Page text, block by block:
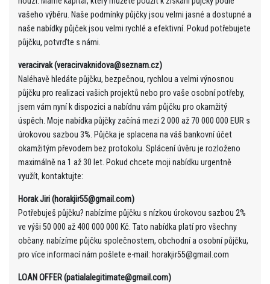
vašeho výběru. Naše podmínky půjčky jsou velmi jasné a dostupné a
naše nabídky půjček jsou velmi rychlé a efektivní. Pokud potřebujete
půjčku, potvrďte s námi.
veracirvak (veracirvaknidova@seznam.cz)
Naléhavě hledáte půjčku, bezpečnou, rychlou a velmi výnosnou
půjčku pro realizaci vašich projektů nebo pro vaše osobní potřeby,
jsem vám nyní k dispozici a nabídnu vám půjčku pro okamžitý
úspěch. Moje nabídka půjčky začíná mezi 2 000 až 70 000 000 EUR s
úrokovou sazbou 3%. Půjčka je splacena na váš bankovní účet
okamžitým převodem bez protokolu. Splácení úvěru je rozloženo
maximálně na 1 až 30 let. Pokud chcete moji nabídku urgentně
využít, kontaktujte:
Horak Jiri (horakjir55@gmail.com)
Potřebuješ půjčku? nabízíme půjčku s nízkou úrokovou sazbou 2%
ve výši 50 000 až 400 000 000 Kč. Tato nabídka platí pro všechny
občany. nabízíme půjčku společnostem, obchodní a osobní půjčku,
pro více informací nám pošlete e-mail: horakjir55@gmail.com
LOAN OFFER (patialalegitimate@gmail.com)